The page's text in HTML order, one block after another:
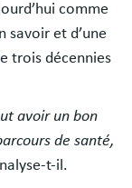
comme
et d’une
trois décennies
avoir un bon
de santé,
t-il.